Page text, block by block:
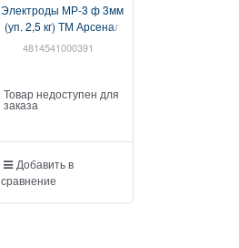
Электроды МР-3 ф 3мм
(уп. 2,5 кг) ТМ Арсенал
(ООО "СЗСЭ")
4814541000391
Товар недоступен для
заказа
Добавить в
сравнение